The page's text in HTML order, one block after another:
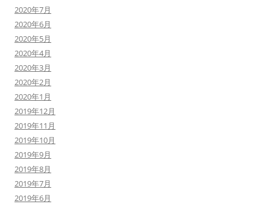
2020年7月
2020年6月
2020年5月
2020年4月
2020年3月
2020年2月
2020年1月
2019年12月
2019年11月
2019年10月
2019年9月
2019年8月
2019年7月
2019年6月